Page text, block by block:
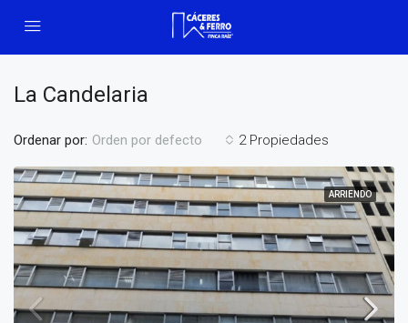
La Candelaria
2 Propiedades
Ordenar por: Orden por defecto
ARRIENDO